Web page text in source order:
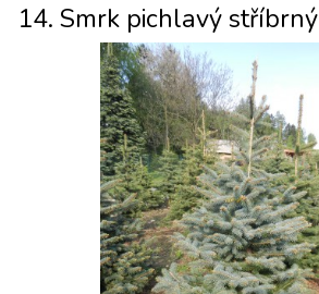
14. Smrk pichlavý stříbrný